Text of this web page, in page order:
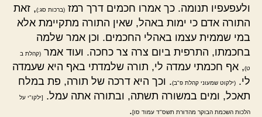
ולעפעפיו תנומה. כך אמרו חכמים דרך רמז (ברכות סג:), זאת
התורה אדם כי ימות באהל, שאין התורה מתקיימת אלא
במי שממית עצמו באהלי החכמים. וכן אמר שלמה
בחכמתו, התרפית ביום צרה צר כחכה. ועוד אמר (קהלת ב
ט), אף חכמתי עמדה לי, תורה שלמדתי באף היא שעמדה
לי. (ילקוט שמעוני קהלת פ"ב). וכך היא דרכה של תורה, פת במלח
תאכל, ומים במשורה תשתה, ובתורה אתה עמל.
[ילקו"י על
הלכות השכמת הבוקר מהדורת תשס"ד עמוד סו].